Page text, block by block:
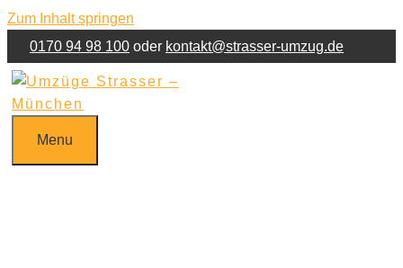
Zum Inhalt springen
0170 94 98 100 oder kontakt@strasser-umzug.de
Menu